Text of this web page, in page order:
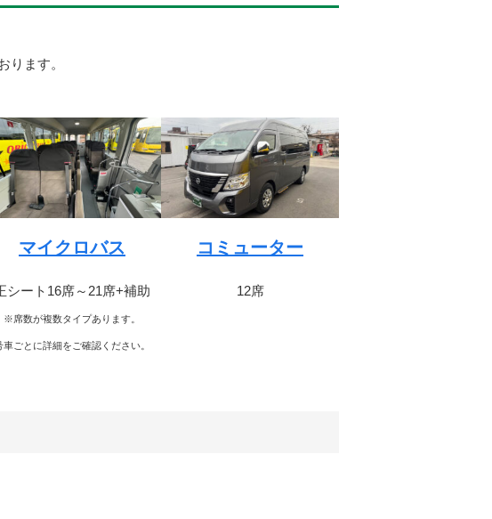
ります。
マイクロバス
シート16席～21席+補助
※席数が複数タイプあります。
車ごとに詳細をご確認ください。
コミューター
12席